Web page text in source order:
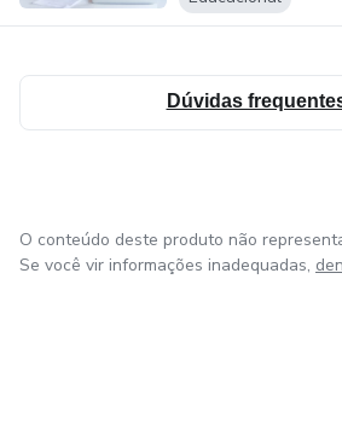
Dúvidas
O conteúdo deste produto não
Se você vir informações inadequadas,